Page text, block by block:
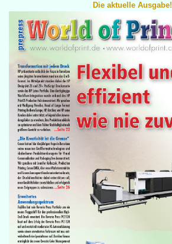
Die aktuelle Ausgabe!